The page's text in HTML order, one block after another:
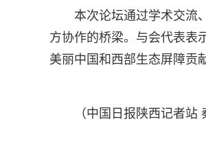
本次论坛通过学术交流
方协作的桥梁。与会代表表
美丽中国和西部生态屏障贡
（中国日报陕西记者站